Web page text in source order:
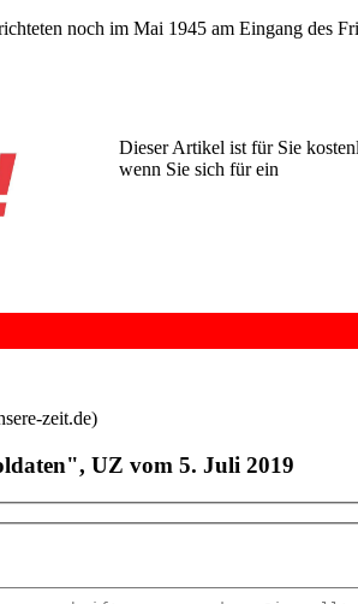
noch im Mai 1945 am Eingang des
Dieser Artikel ist für Sie
wenn Sie sich für ein
zeit.de)
UZ vom 5. Juli 2019